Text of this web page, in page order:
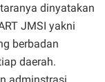
dinyatakan
JMSI yakni
berbadan
daerah.
adminstrasi